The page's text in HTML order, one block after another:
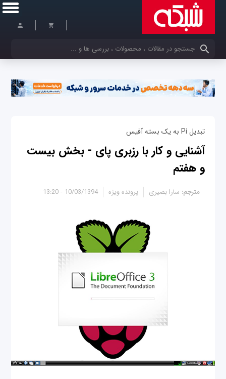
کلمات کلیدی خود را وارد کنید
تبدیل Pi به یک بسته آفیس
آشنایی و کار با رزبری پای - بخش بیست
و هفتم
10/03/1394 - 13:20 مترجم: سارا بصیری پرونده ویژه